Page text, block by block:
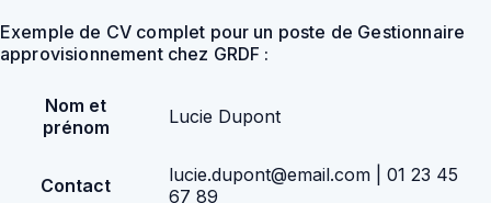
Exemple de CV complet pour un poste de Gestionnaire
approvisionnement chez GRDF :
Nom et
prénom
Lucie Dupont
Contact
lucie.dupont@email.com | 01 23 45
67 89